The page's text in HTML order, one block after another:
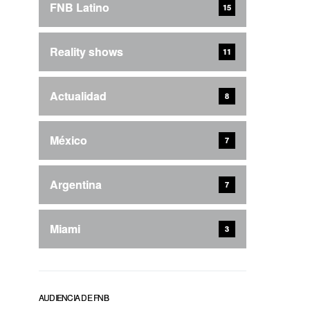
FNB Latino 15
Reality shows 11
Actualidad 8
México 7
Argentina 7
Miami 3
AUDIENCIA DE FNB